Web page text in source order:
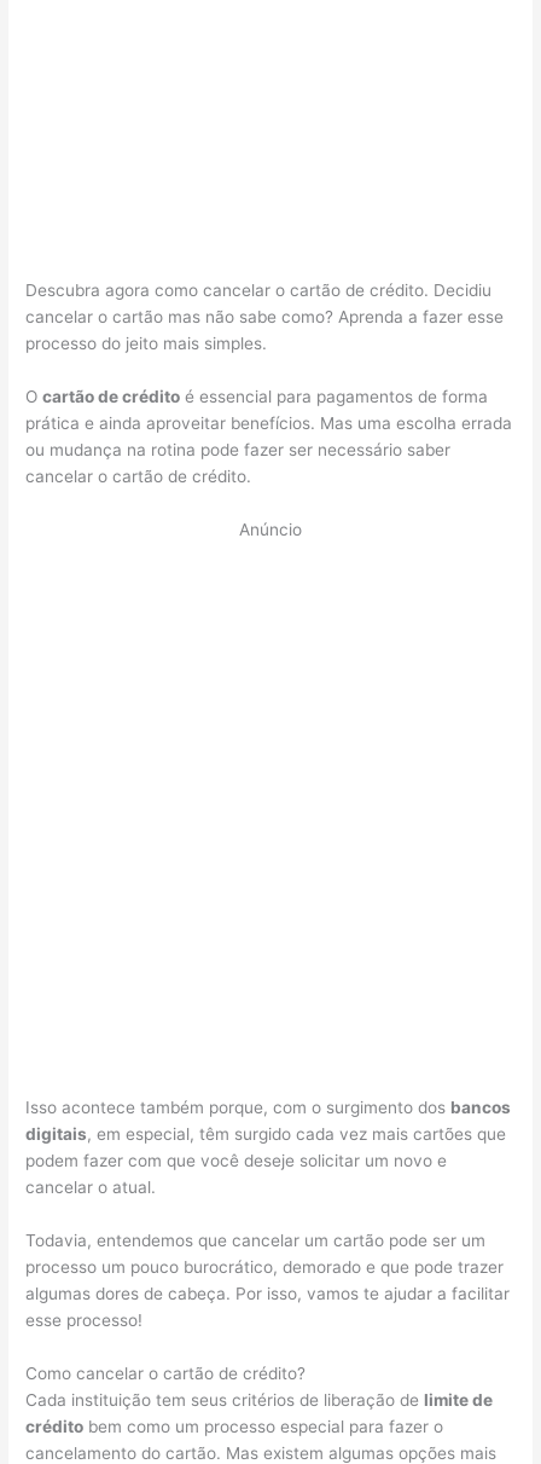
Descubra agora como cancelar o cartão de crédito. Decidiu
cancelar o cartão mas não sabe como? Aprenda a fazer esse
processo do jeito mais simples.
Ocartão de crédito é essencial para pagamentos de forma
prática e ainda aproveitar benefícios. Mas uma escolha errada
ou mudança na rotina pode fazer ser necessário saber
cancelar o cartão de crédito.
Anúncio
Isso acontece também porque, com o surgimento dos bancos
digitais, em especial, têm surgido cada vez mais cartões que
podem fazer com que você deseje solicitar um novo e
cancelar o atual.
Todavia, entendemos que cancelar um cartão pode ser um
processo um pouco burocrático, demorado e que pode trazer
algumas dores de cabeça. Por isso, vamos te ajudar a facilitar
esse processo!
Como cancelar o cartão de crédito?
Cada instituição tem seus critérios de liberação de limite de
crédito bem como um processo especial para fazer o
cancelamento do cartão. Mas existem algumas opções mais